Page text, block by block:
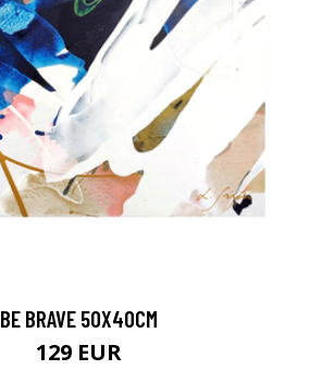
BE BRAVE 50X40CM
129 EUR